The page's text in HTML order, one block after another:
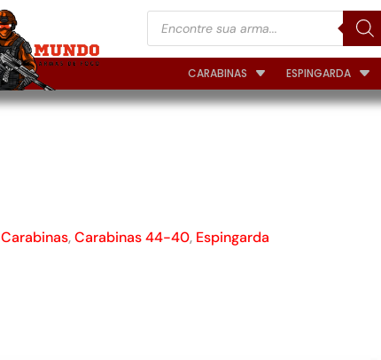
CARABINAS ESPINGARDA
Carabinas,Carabinas 44-40, Espingarda